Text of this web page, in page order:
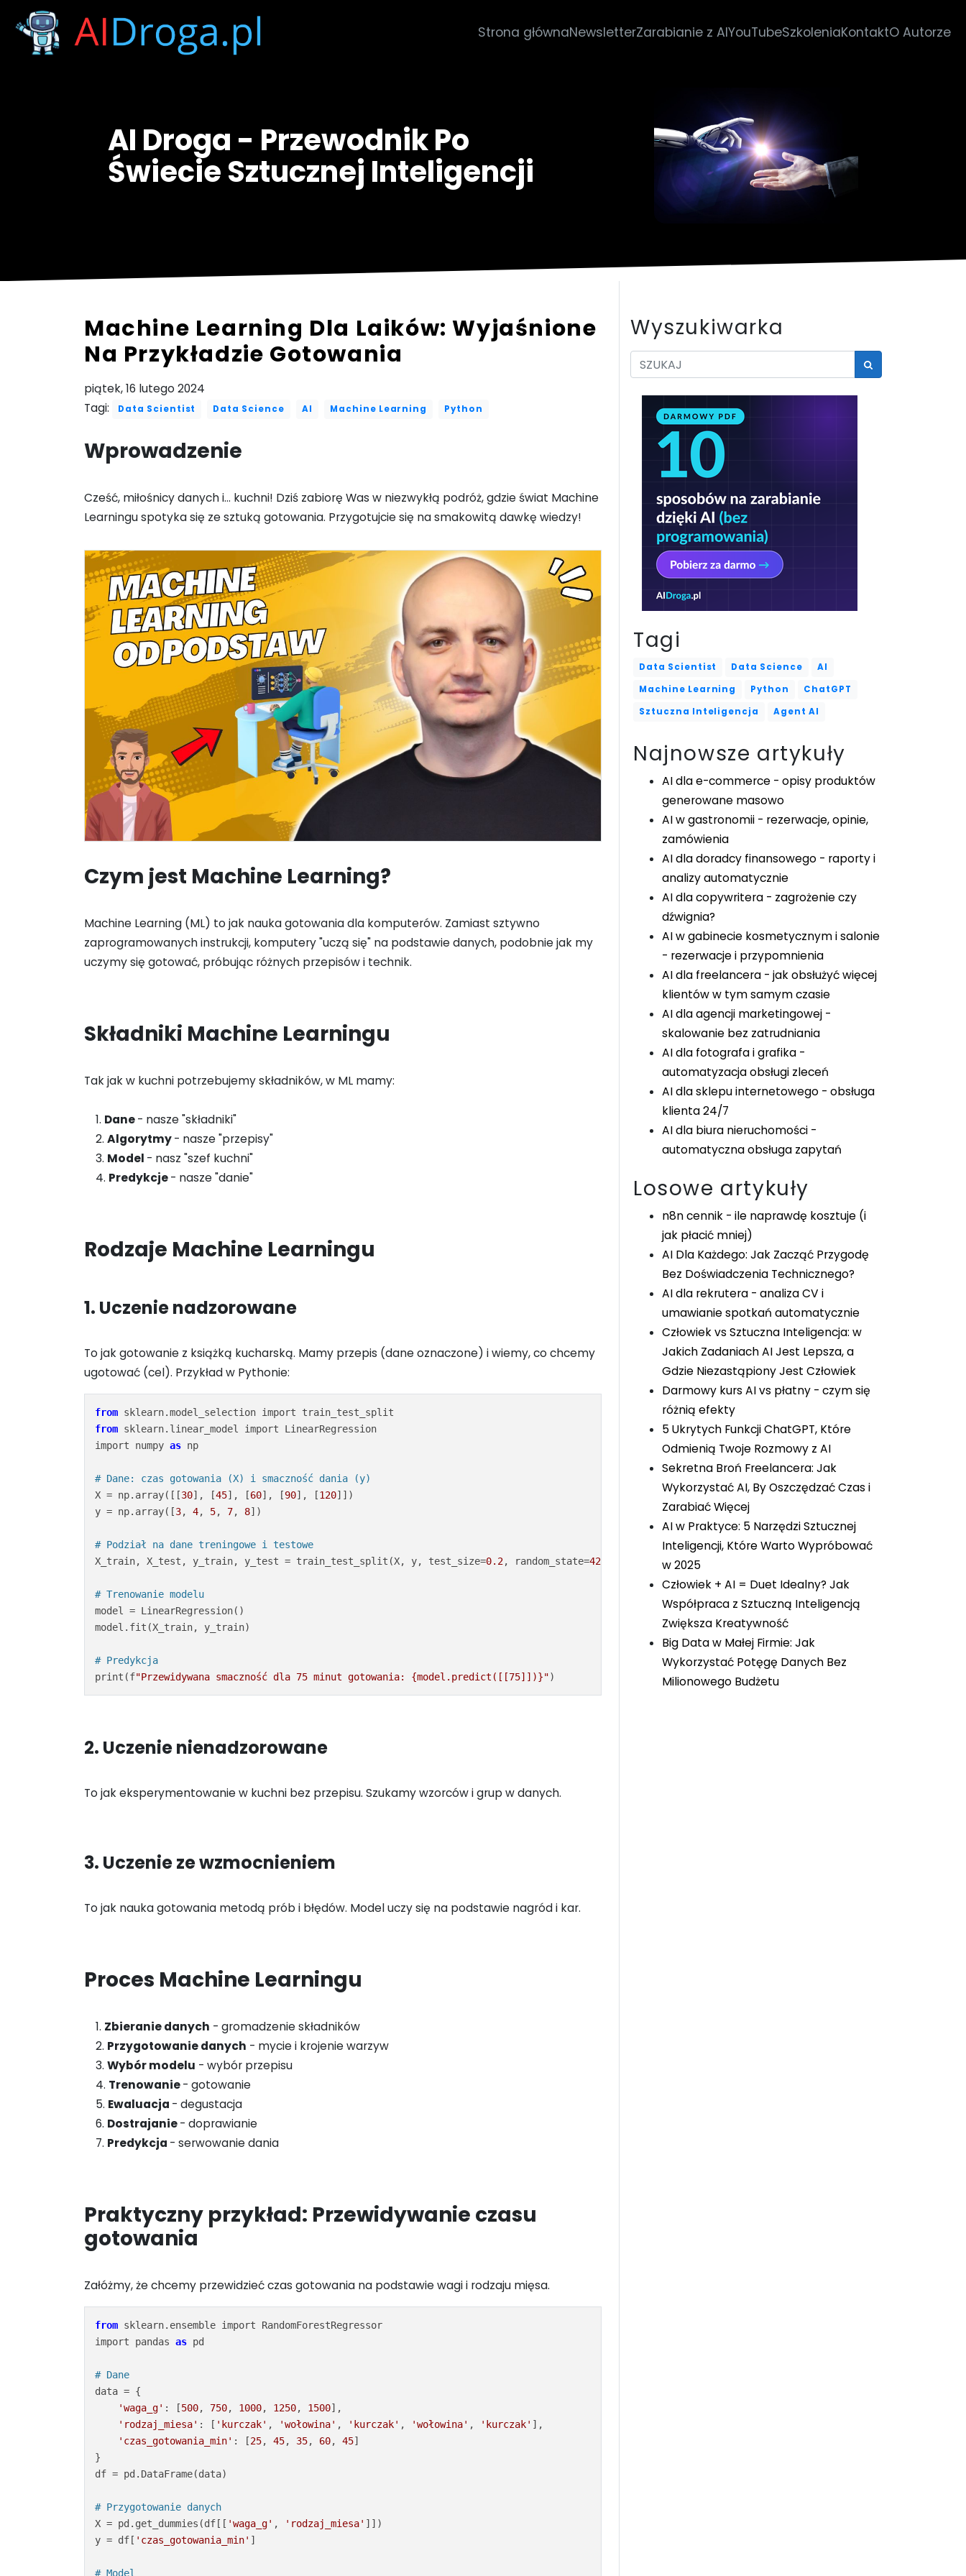
Strona głównaNewsletterZarabianie z AIYouTubeSzkoleniaKontaktO Autorze
AI Droga - Przewodnik Po
Świecie Sztucznej Inteligencji
Machine Learning Dla Laików: Wyjaśnione
Na Przykładzie Gotowania
piątek, 16 lutego 2024
Tagi:
Data Scientist Data Science AI Machine Learning Python
Wprowadzenie
Cześć, miłośnicy danych i... kuchni! Dziś zabiorę Was w niezwykłą podróż, gdzie świat Machine
Learningu spotyka się ze sztuką gotowania. Przygotujcie się na smakowitą dawkę wiedzy!
Czym jest Machine Learning?
Machine Learning (ML) to jak nauka gotowania dla komputerów. Zamiast sztywno
zaprogramowanych instrukcji, komputery "uczą się" na podstawie danych, podobnie jak my
uczymy się gotować, próbując różnych przepisów i technik.
Składniki Machine Learningu
Tak jak w kuchni potrzebujemy składników, w ML mamy:
1. Dane- nasze "składniki"
2. Algorytmy- nasze "przepisy"
3. Model - nasz "szef kuchni"
4. Predykcje- nasze "danie"
Rodzaje Machine Learningu
1. Uczenie nadzorowane
To jak gotowanie z książką kucharską. Mamy przepis (dane oznaczone) i wiemy, co chcemy
ugotować (cel). Przykład w Pythonie:
from
from sklearn.linear_model import LinearRegression
import numpy as np
# Dane: czas gotowania (X) i smaczność dania (y)
X = np.array([[30], [45], [60], [90], [120]])
y = np.array([3, 4, 5, 7, 8])
# Podział na dane treningowe i testowe
X_train, X_test, y_train, y_test = train_test_split(X, y, test_size=0.2, random_state=42)
# Trenowanie modelu
model = LinearRegression()
model.fit(X_train, y_train)
# Predykcja
print(f"Przewidywana smaczność dla 75 minut gotowania: {model.predict([[75]])}")
2. Uczenie nienadzorowane
To jak eksperymentowanie w kuchni bez przepisu. Szukamy wzorców i grup w danych.
3. Uczenie ze wzmocnieniem
To jak nauka gotowania metodą prób i błędów. Model uczy się na podstawie nagród i kar.
Proces Machine Learningu
1. Zbieranie danych - gromadzenie składników
2. Przygotowanie danych - mycie i krojenie warzyw
3. Wybór modelu - wybór przepisu
4. Trenowanie- gotowanie
5. Ewaluacja - degustacja
6. Dostrajanie- doprawianie
7. Predykcja - serwowanie dania
Praktyczny przykład: Przewidywanie czasu
gotowania
Załóżmy, że chcemy przewidzieć czas gotowania na podstawie wagi i rodzaju mięsa.
from sklearn.ensemble import RandomForestRegressor
import pandas as pd
# Dane
data = {
'waga_g' : [500, 750, 1000, 1250, 1500],
'rodzaj_miesa' : [ 'kurczak' , 'wołowina' , 'kurczak' , 'wołowina' , 'kurczak' ],
'czas_gotowania_min' : [25, 45, 35, 60, 45]
}
df = pd.DataFrame(data)
# Przygotowanie danych
X = pd.get_dummies(df[[ 'waga_g' , 'rodzaj_miesa' ]])
y = df[ 'czas_gotowania_min' ]
# Model
Wyszukiwarka
Tagi
Data Scientist Data Science
AI
Machine Learning
Python
ChatGPT
Sztuczna Inteligencja
Agent AI
Najnowsze artykuły
AI dla e-commerce - opisy produktów
generowane masowo
AI w gastronomii - rezerwacje, opinie,
zamówienia
AI dla doradcy finansowego - raporty i
analizy automatycznie
AI dla copywritera - zagrożenie czy
dźwignia?
AI w gabinecie kosmetycznym i salonie
- rezerwacje i przypomnienia
AI dla freelancera - jak obsłużyć więcej
klientów w tym samym czasie
AI dla agencji marketingowej -
skalowanie bez zatrudniania
AI dla fotografa i grafika -
automatyzacja obsługi zleceń
AI dla sklepu internetowego - obsługa
klienta 24/7
AI dla biura nieruchomości -
automatyczna obsługa zapytań
Losowe artykuły
n8n cennik - ile naprawdę kosztuje (i
jak płacić mniej)
AI Dla Każdego: Jak Zacząć Przygodę
Bez Doświadczenia Technicznego?
AI dla rekrutera - analiza CV i
umawianie spotkań automatycznie
Człowiek vs Sztuczna Inteligencja: w
Jakich Zadaniach AI Jest Lepsza, a
Gdzie Niezastąpiony Jest Człowiek
Darmowy kurs AI vs płatny - czym się
różnią efekty
5 Ukrytych Funkcji ChatGPT, Które
Odmienią Twoje Rozmowy z AI
Sekretna Broń Freelancera: Jak
Wykorzystać AI, By Oszczędzać Czas i
Zarabiać Więcej
AI w Praktyce: 5 Narzędzi Sztucznej
Inteligencji, Które Warto Wypróbować
w 2025
Człowiek + AI = Duet Idealny? Jak
Współpraca z Sztuczną Inteligencją
Zwiększa Kreatywność
Big Data w Małej Firmie: Jak
Wykorzystać Potęgę Danych Bez
Milionowego Budżetu